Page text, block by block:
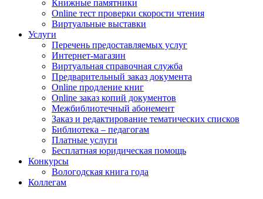
Книжные памятники
Online тест проверки скорости чтения
Виртуальные выставки
Услуги
Перечень предоставляемых услуг
Интернет-магазин
Виртуальная справочная служба
Предварительный заказ документа
Online продление книг
Online заказ копий документов
Межбиблиотечный абонемент
Заказ и редактирование тематических списков
Библиотека – педагогам
Платные услуги
Бесплатная юридическая помощь
Конкурсы
Вологодская книга года
Коллегам